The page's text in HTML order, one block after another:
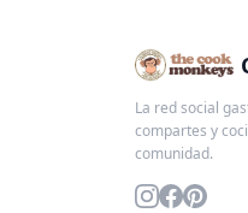
La red social
compartes y
comunidad.